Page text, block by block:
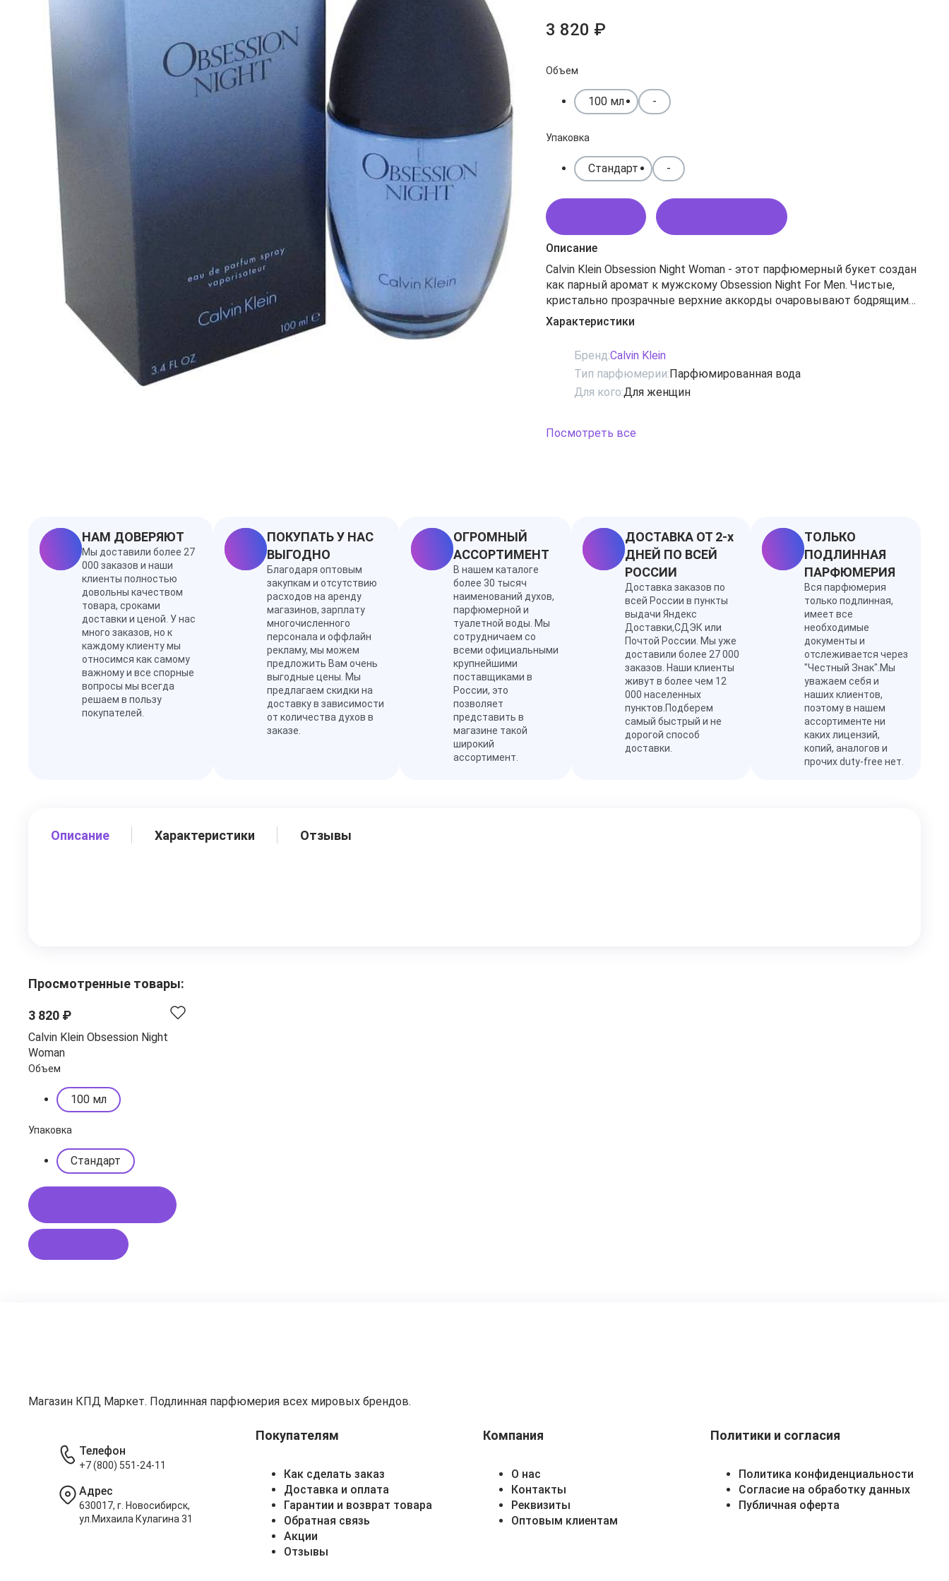
3 820 ₽
Объем
100 мл -
Упаковка
Стандарт -
Описание
Calvin Klein Obsession Night Woman - этот парфюмерный букет создан
как парный аромат к мужскому Obsession Night For Men. Чистые,
кристально прозрачные верхние аккорды очаровывают бодрящим
бергамотом, солнечным апельсином и сочным мандарином, плавно
переходящими в удивительное благоухание белых цветов.
чувственной розой, весенним ландышем и утонченным жасмином.
Аппетитная ваниль, бобы тонка, сладкий лабданум, белая амбра и
сандал образуют изумительный шлейф.
Характеристики
Бренд:Calvin Klein
Тип парфюмерии:Парфюмированная вода
Для кого:Для женщин
Посмотреть все
НАМ ДОВЕРЯЮТ
Мы доставили более 27
000 заказов и наши
клиенты полностью
довольны качеством
товара, сроками
доставки и ценой. У нас
много заказов, но к
каждому клиенту мы
относимся как самому
важному и все спорные
вопросы мы всегда
решаем в пользу
покупателей.
ПОКУПАТЬ У НАС
ВЫГОДНО
Благодаря оптовым
закупкам и отсутствию
расходов на аренду
магазинов, зарплату
многочисленного
персонала и оффлайн
рекламу, мы можем
предложить Вам очень
выгодные цены. Мы
предлагаем скидки на
доставку в зависимости
от количества духов в
заказе.
ОГРОМНЫЙ
АССОРТИМЕНТ
В нашем каталоге
более 30 тысяч
наименований духов,
парфюмерной и
туалетной воды. Мы
сотрудничаем со
всеми официальными
крупнейшими
поставщиками в
России, это
позволяет
представить в
магазине такой
широкий
ассортимент.
ДОСТАВКА ОТ 2-х
ДНЕЙ ПО ВСЕЙ
РОССИИ
Доставка заказов по
всей России в пункты
выдачи Яндекс
Доставки,СДЭК или
Почтой России. Мы уже
доставили более 27 000
заказов. Наши клиенты
живут в более чем 12
000 населенных
пунктов.Подберем
самый быстрый и не
дорогой способ
доставки.
ТОЛЬКО
ПОДЛИННАЯ
ПАРФЮМЕРИЯ
Вся парфюмерия
только подлинная,
имеет все
необходимые
документы и
отслеживается через
"Честный Знак".Мы
уважаем себя и
наших клиентов,
поэтому в нашем
ассортименте ни
каких лицензий,
копий, аналогов и
прочих duty-free нет.
Описание Характеристики Отзывы
Просмотренные товары:
3 820 ₽
Calvin Klein Obsession Night
Woman
Объем
100 мл
Упаковка
Стандарт
Магазин КПД Маркет. Подлинная парфюмерия всех мировых брендов.
Покупателям
Как сделать заказ
Доставка и оплата
Гарантии и возврат товара
Обратная связь
Акции
Отзывы
Компания
О нас
Контакты
Реквизиты
Оптовым клиентам
Политики и согласия
Политика конфиденциальности
Согласие на обработку данных
Публичная оферта
Телефон
+7 (800) 551-24-11
Адрес
630017, г. Новосибирск,
ул.Михаила Кулагина 31